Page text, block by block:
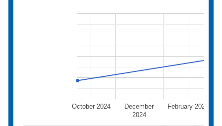
October 2024
December
2024
February 2025